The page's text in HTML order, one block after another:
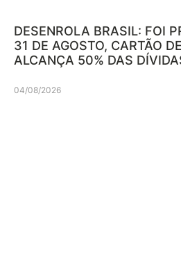
DESENROLA BRASIL: FOI
31 DE AGOSTO, CARTÃO
ALCANÇA 50% DAS
04/08/2026